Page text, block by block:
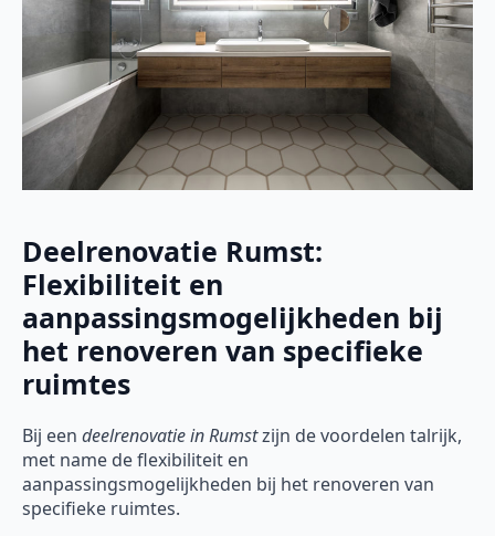
Deelrenovatie Rumst:
Flexibiliteit en
aanpassingsmogelijkheden bij
het renoveren van specifieke
ruimtes
Bij een deelrenovatiein Rumstzijn de voordelen talrijk,
met name de flexibiliteit en
aanpassingsmogelijkheden bij het renoveren van
specifieke ruimtes.